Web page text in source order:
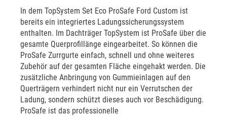
In dem TopSystem Set Eco ProSafe Ford Custom ist
bereits ein integriertes Ladungssicherungssystem
enthalten. Im Dachträger TopSystem ist ProSafe über die
gesamte Querprofillänge eingearbeitet. So können die
ProSafe Zurrgurte einfach, schnell und ohne weiteres
Zubehör auf der gesamten Fläche eingehakt werden. Die
zusätzliche Anbringung von Gummieinlagen auf den
Querträgern verhindert nicht nur ein Verrutschen der
Ladung, sondern schützt dieses auch vor Beschädigung.
ProSafe ist das professionelle